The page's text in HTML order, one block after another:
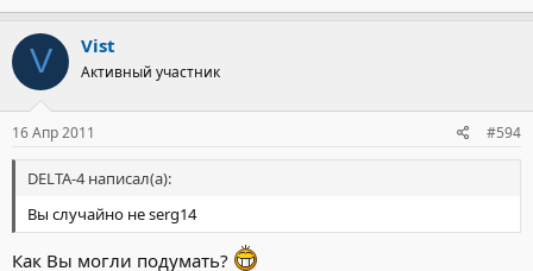
V Vist
Активный участник
16 Апр 2011 #594
DELTA-4 написал(а):
Вы случайно не serg14
Как Вы могли подумать?